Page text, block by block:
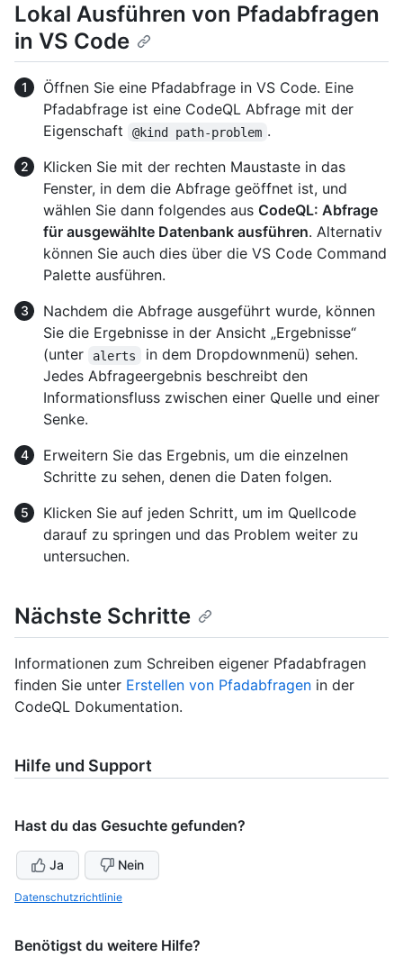
Lokal Ausführen von Pfadabfragen
in VS Code
Öffnen Sie eine Pfadabfrage in VS Code. Eine
Pfadabfrage ist eine CodeQL Abfrage mit der
Eigenschaft
@kind path-problem .
Klicken Sie mit der rechten Maustaste in das
Fenster, in dem die Abfrage geöffnet ist, und
wählen Sie dann folgendes aus CodeQL: Abfrage
für ausgewählte Datenbank ausführen. Alternativ
können Sie auch dies über die VS Code Command
Palette ausführen.
Nachdem die Abfrage ausgeführt wurde, können
Sie die Ergebnisse in der Ansicht „Ergebnisse“
(unter
alerts
in dem Dropdownmenü) sehen.
Jedes Abfrageergebnis beschreibt den
Informationsfluss zwischen einer Quelle und einer
Senke.
Erweitern Sie das Ergebnis, um die einzelnen
Schritte zu sehen, denen die Daten folgen.
Klicken Sie auf jeden Schritt, um im Quellcode
darauf zu springen und das Problem weiter zu
untersuchen.
Nächste Schritte
Informationen zum Schreiben eigener Pfadabfragen
finden Sie unter Erstellen von Pfadabfragen in der
CodeQL Dokumentation.
Hilfe und Support
Hast du das Gesuchte gefunden?
Ja Nein
Datenschutzrichtlinie
Benötigst du weitere Hilfe?